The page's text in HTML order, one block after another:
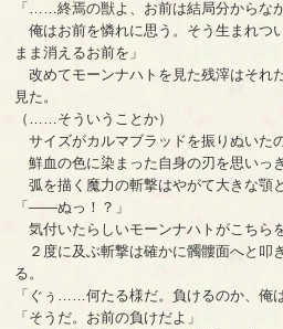
「……終焉の獣よ、お前は結局分からな
俺はお前を憐れに思う。そう生まれつ
まま消えるお前を」
改めてモーンナハトを見た残滓はそれ
見た。
（……そういうことか）
サイズがカルマブラッドを振りぬいた
鮮血の色に染まった自身の刃を思いっ
弧を描く魔力の斬撃はやがて大きな顎
「――ぬっ！？」
気付いたらしいモーンナハトがこちら
２度に及ぶ斬撃は確かに髑髏面へと叩
る。
「ぐぅ……何たる様だ。負けるのか、俺は
「そうだ。お前の負けだよ」